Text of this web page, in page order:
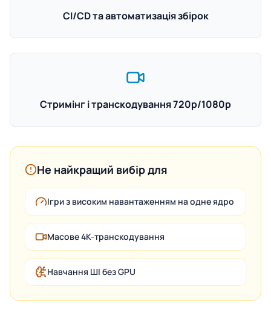
CI/CD та автоматизація збірок
Стримінг і транскодування 720p/1080p
Не найкращий вибір для
Ігри з високим навантаженням на одне ядро
Масове 4K-транскодування
Навчання ШІ без GPU